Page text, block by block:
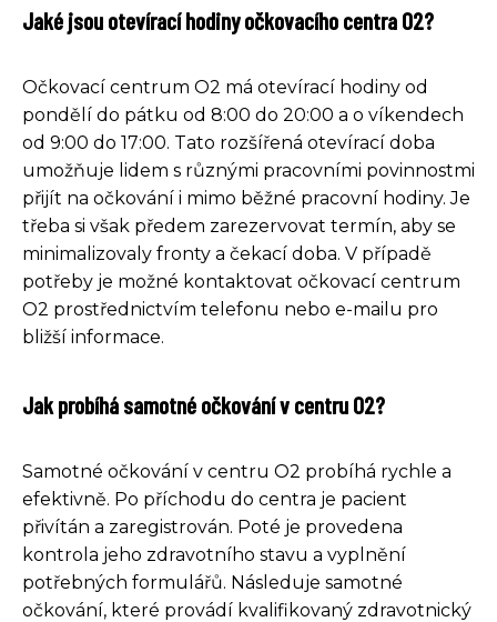
Jaké jsou otevírací hodiny očkovacího centra O2?
Očkovací centrum O2 má otevírací hodiny od
pondělí do pátku od 8:00 do 20:00 a o víkendech
od 9:00 do 17:00. Tato rozšířená otevírací doba
umožňuje lidem s různými pracovními povinnostmi
přijít na očkování i mimo běžné pracovní hodiny. Je
třeba si však předem zarezervovat termín, aby se
minimalizovaly fronty a čekací doba. V případě
potřeby je možné kontaktovat očkovací centrum
O2 prostřednictvím telefonu nebo e-mailu pro
bližší informace.
Jak probíhá samotné očkování v centru O2?
Samotné očkování v centru O2 probíhá rychle a
efektivně. Po příchodu do centra je pacient
přivítán a zaregistrován. Poté je provedena
kontrola jeho zdravotního stavu a vyplnění
potřebných formulářů. Následuje samotné
očkování, které provádí kvalifikovaný zdravotnický